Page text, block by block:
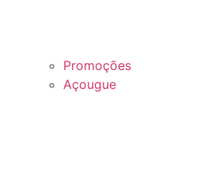
Promoções
Açougue